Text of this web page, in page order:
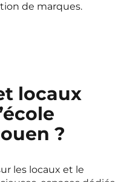
de marques.
locaux
?
les locaux et le